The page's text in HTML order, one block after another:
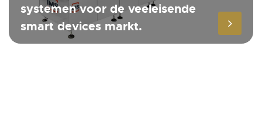
systemen voor de veeleisende
smart devices markt.